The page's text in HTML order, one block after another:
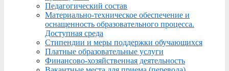
Педагогический состав
Материально-техническое обеспечение и
оснащенность образовательного процесса.
Доступная среда
Стипендии и меры поддержки обучающихся
Платные образовательные услуги
Финансово-хозяйственная деятельность